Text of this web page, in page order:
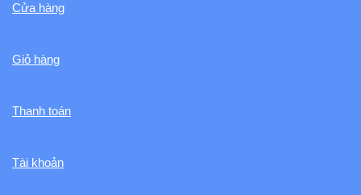
Cửa hàng
Giỏ hàng
Thanh toán
Tài khoản